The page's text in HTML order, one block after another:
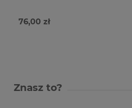
76,00 zł
Znasz to?